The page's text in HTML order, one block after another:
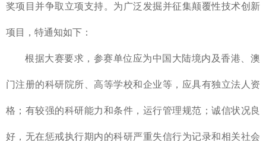
奖项目并争取立项支持。为广泛发掘并征集颠覆性技术创新
项目，特通知如下：
根据大赛要求，参赛单位应为中国大陆境内及香港、澳
门注册的科研院所、高等学校和企业等，应具有独立法人资
格；有较强的科研能力和条件，运行管理规范；诚信状况良
好，无在惩戒执行期内的科研严重失信行为记录和相关社会